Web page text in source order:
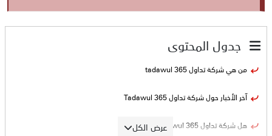
جدول المحتوى
عرض الكل
من هي شركة تداول tadawul 365
آخر الأخبار حول شركة تداول Tadawul 365
هل شركة تداول tadawul 365 نصابة؟